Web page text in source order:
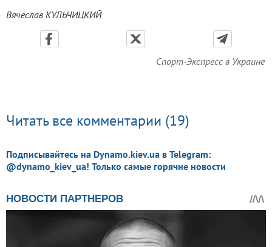
Вячеслав КУЛЬЧИЦКИЙ
Спорт-Экспресс в Украине
Читать все комментарии (19)
Подписывайтесь на Dynamo.kiev.ua в Telegram:
@dynamo_kiev_ua! Только самые горячие новости